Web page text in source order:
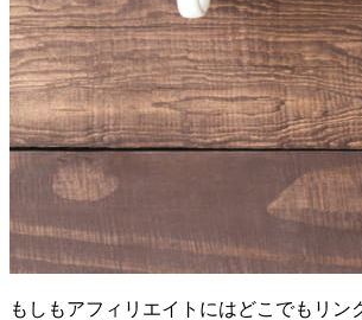
もしもアフィリエイトにはどこでもリン